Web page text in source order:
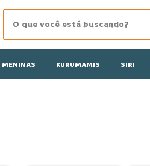
MENINAS KURUMAMIS SIRI